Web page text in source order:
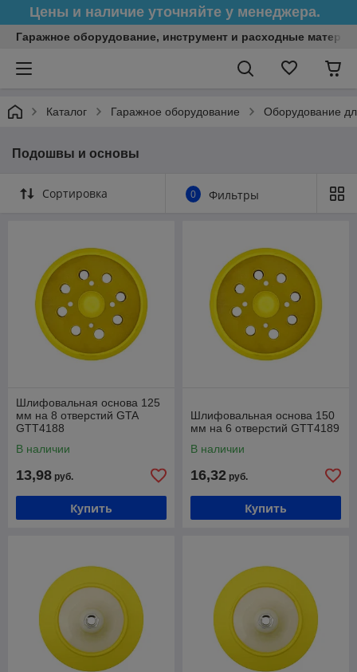
Цены и наличие уточняйте у менеджера.
Гаражное оборудование, инструмент и расходные
Каталог Гаражное оборудование Оборудование
Подошвы и основы
Сортировка 0 Фильтры
Шлифовальная основа 125
мм на 8 отверстий GTA
GTT4188
В наличии
13,98 руб.
Купить
Шлифовальная основа 150
мм на 6 отверстий GTT4189
В наличии
16,32 руб.
Купить